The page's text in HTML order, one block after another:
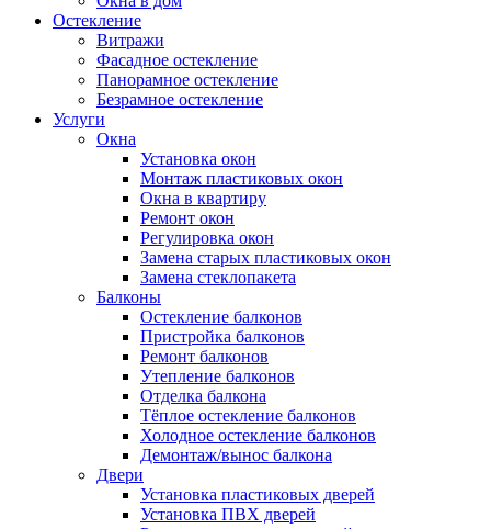
Остекление
Витражи
Фасадное остекление
Панорамное остекление
Безрамное остекление
Услуги
Окна
Установка окон
Монтаж пластиковых окон
Окна в квартиру
Ремонт окон
Регулировка окон
Замена старых пластиковых окон
Замена стеклопакета
Балконы
Остекление балконов
Пристройка балконов
Ремонт балконов
Утепление балконов
Отделка балкона
Тёплое остекление балконов
Холодное остекление балконов
Демонтаж/вынос балкона
Двери
Установка пластиковых дверей
Установка ПВХ дверей